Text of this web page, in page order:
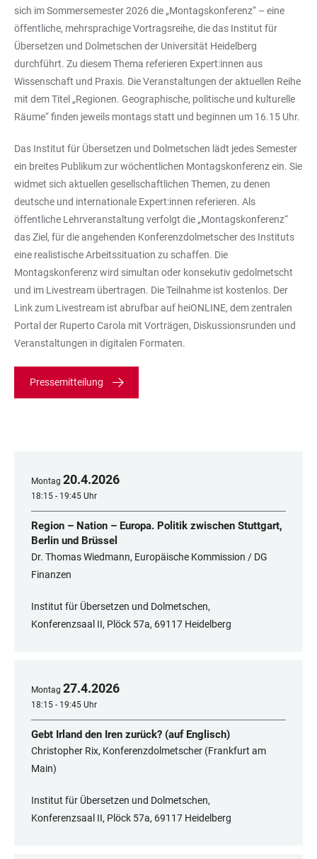
sich im Sommersemester 2026 die „Montagskonferenz“ – eine
öffentliche, mehrsprachige Vortragsreihe, die das Institut für
Übersetzen und Dolmetschen der Universität Heidelberg
durchführt. Zu diesem Thema referieren Expert:innen aus
Wissenschaft und Praxis. Die Veranstaltungen der aktuellen Reihe
mit dem Titel „Regionen. Geographische, politische und kulturelle
Räume“ finden jeweils montags statt und beginnen um 16.15 Uhr.
Das Institut für Übersetzen und Dolmetschen lädt jedes Semester
ein breites Publikum zur wöchentlichen Montagskonferenz ein. Sie
widmet sich aktuellen gesellschaftlichen Themen, zu denen
deutsche und internationale Expert:innen referieren. Als
öffentliche Lehrveranstaltung verfolgt die „Montagskonferenz“
das Ziel, für die angehenden Konferenzdolmetscher des Instituts
eine realistische Arbeitssituation zu schaffen. Die
Montagskonferenz wird simultan oder konsekutiv gedolmetscht
und im Livestream übertragen. Die Teilnahme ist kostenlos. Der
Link zum Livestream ist abrufbar auf heiONLINE, dem zentralen
Portal der Ruperto Carola mit Vorträgen, Diskussionsrunden und
Veranstaltungen in digitalen Formaten.
Pressemitteilung
Montag 20.4.2026
18:15 - 19:45 Uhr
Region – Nation – Europa. Politik zwischen Stuttgart,
Berlin und Brüssel
Dr. Thomas Wiedmann, Europäische Kommission / DG
Finanzen
Institut für Übersetzen und Dolmetschen,
Konferenzsaal II, Plöck 57a, 69117 Heidelberg
Montag 27.4.2026
18:15 - 19:45 Uhr
Gebt Irland den Iren zurück? (auf Englisch)
Christopher Rix, Konferenzdolmetscher (Frankfurt am
Main)
Institut für Übersetzen und Dolmetschen,
Konferenzsaal II, Plöck 57a, 69117 Heidelberg